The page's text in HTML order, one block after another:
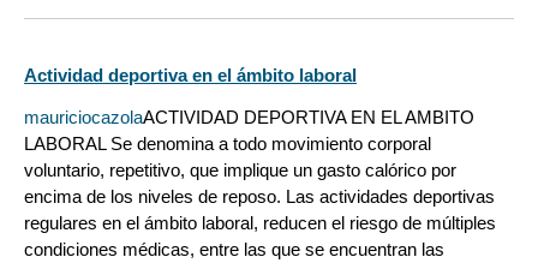
Actividad deportiva en el ámbito laboral
mauriciocazolaACTIVIDAD DEPORTIVA EN EL AMBITO
LABORAL Se denomina a todo movimiento corporal
voluntario, repetitivo, que implique un gasto calórico por
encima de los niveles de reposo. Las actividades deportivas
regulares en el ámbito laboral, reducen el riesgo de múltiples
condiciones médicas, entre las que se encuentran las